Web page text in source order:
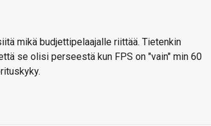
mikä budjettipelaajalle riittää. Tietenkin
se olisi perseestä kun FPS on "vain" min 60